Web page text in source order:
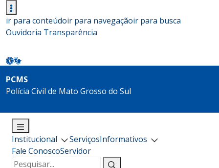
ir para conteúdoir para navegaçãoir para busca
Ouvidoria Transparência
PCMS
Polícia Civil de Mato Grosso do Sul
Institucional ServiçosInformativos
Fale ConoscoServidor
Pesquisar